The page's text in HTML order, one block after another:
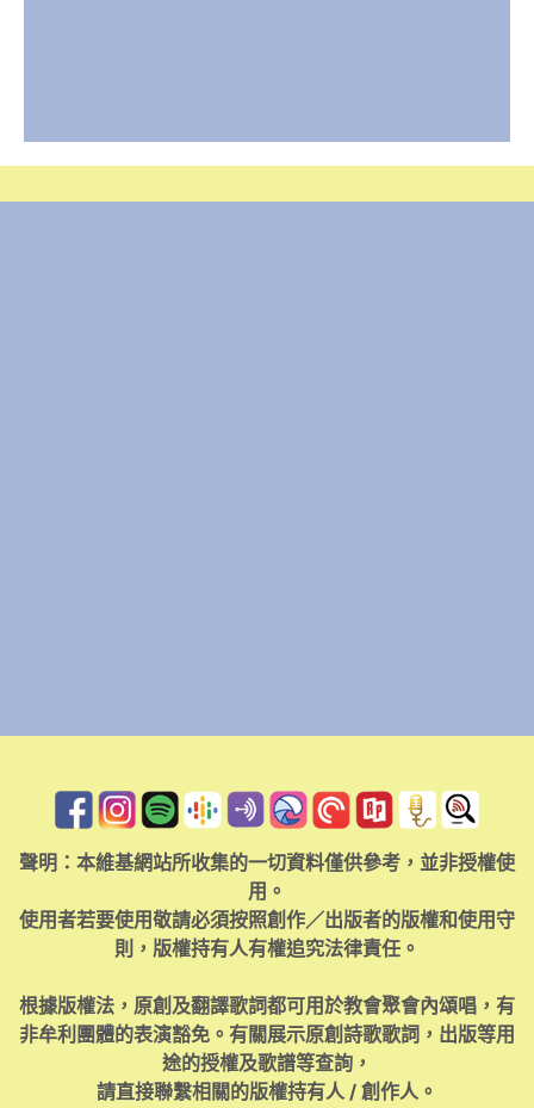
聲明：本維基網站所收集的一切資料僅供參考，並非授權使
用。
使用者若要使用敬請必須按照創作／出版者的版權和使用守
則，版權持有人有權追究法律責任。
根據版權法，原創及翻譯歌詞都可用於教會聚會內頌唱，有
非牟利團體的表演豁免。有關展示原創詩歌歌詞，出版等用
途的授權及歌譜等查詢，
請直接聯繫相關的版權持有人 / 創作人。